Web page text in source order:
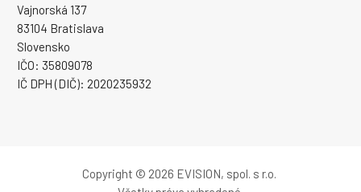
Vajnorská 137
83104 Bratislava
Slovensko
IČO: 35809078
IČ DPH (DIČ): 2020235932
Copyright © 2026 EVISION, spol. s r.o.